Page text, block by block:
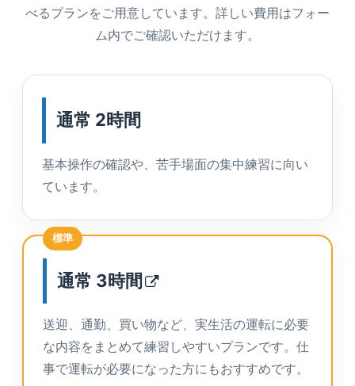
べるプランをご用意しています。詳しい費用はフォー
ム内でご確認いただけます。
通常 2時間
基本操作の確認や、苦手場面の集中練習に向い
ています。
標準
通常 3時間
送迎、通勤、買い物など、実生活の運転に必要
な内容をまとめて練習しやすいプランです。仕
事で運転が必要になった方にもおすすめです。